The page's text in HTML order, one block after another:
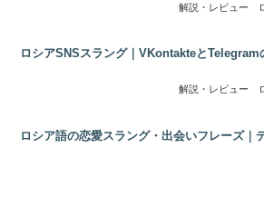
解説・レビュー
ロシアSNSスラング｜VKontakteとTelegram
解説・レビュー
ロシア語の恋愛スラング・出会いフレーズ｜